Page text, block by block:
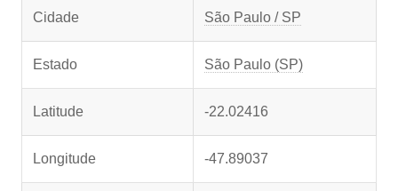
Cidade São Paulo / SP
Estado São Paulo (SP)
Latitude -22.02416
Longitude -47.89037